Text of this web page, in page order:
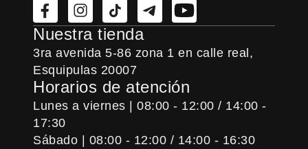
Nuestra tienda
3ra avenida 5-86 zona 1 en calle real,
Esquipulas 20007
Horarios de atención
Lunes a viernes | 08:00 - 12:00 / 14:00 -
17:30
Sábado | 08:00 - 12:00 / 14:00 - 16:30